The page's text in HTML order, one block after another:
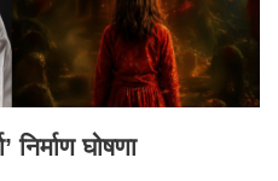
निर्माण घोषणा